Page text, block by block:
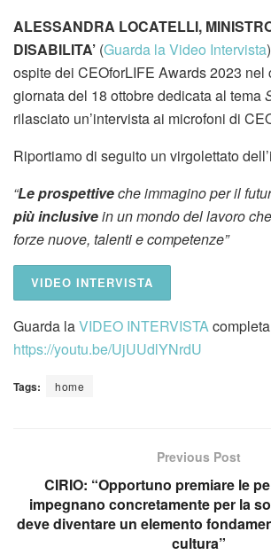
ALESSANDRA LOCATELLI,
DISABILITA’ (Guarda la Video Intervista
ospite dei CEOforLIFE Awards 2023 nel
giornata del 18 ottobre dedicata al tema
rilasciato un’intervista ai microfoni di
Riportiamo di seguito un virgolettato
“Le prospettiveche immagino per il
più inclusivein un mondo del lavoro
forze nuove, talenti e competenze”
VIDEO INTERVISTA
Guarda laVIDEO INTERVISTA
https://youtu.be/UjUUdlYNrdU
Tags: home
Previous Post
CIRIO: “Opportuno premiare le
impegnano concretamente per la
deve diventare un elemento
cultura”